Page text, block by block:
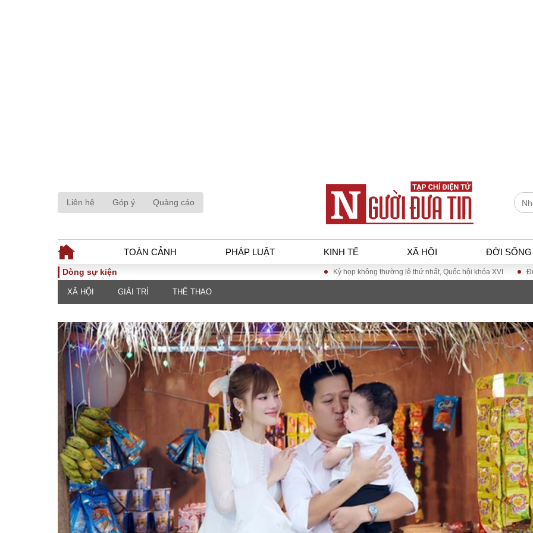
Liên hệ Góp ý Quảng cáo
TOÀN CẢNH PHÁP LUẬT KINH TẾ XÃ HỘI ĐỜI SỐNG
TOÀN CẢNH
Chính sách
Sự kiện
Đối thoại
Thế giới
luật
Góc nhìn luật gia
Hồ sơ điều tra
Tiếng nói công dân
An ninh - Hình sự
Tài chính - Ngân
hàng
Kinh tế vĩ mô
Hồ sơ doanh
nghiệp
Xu hướng thị
trường
Tiêu dùng và dư
luận
Công nghệ
Giáo dục
Văn hoá
Môi trường
Giao
ĐA CHIỀU
Quan điểm
INFOCUS
Dòng sự kiện Kỳ họp không thường lệ thứ nhất, Quốc hội khóa XVI Đưa Nghị quyết
XÃ HỘI GIẢI TRÍ THỂ THAO